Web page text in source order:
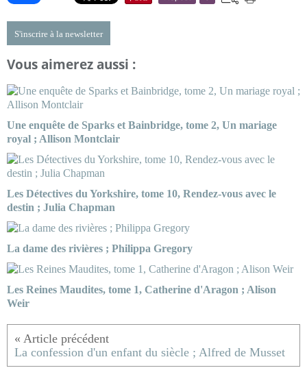
S'inscrire à la newsletter
Vous aimerez aussi :
Une enquête de Sparks et Bainbridge, tome 2, Un mariage
royal ; Allison Montclair
Les Détectives du Yorkshire, tome 10, Rendez-vous avec le
destin ; Julia Chapman
La dame des rivières ; Philippa Gregory
Les Reines Maudites, tome 1, Catherine d'Aragon ; Alison
Weir
La confession d'un enfant du siècle ; Alfred de Musset